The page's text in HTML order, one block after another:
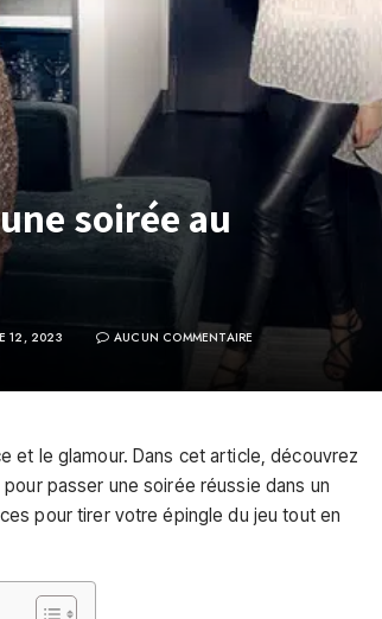
soirée au
12, 2023 AUCUN COMMENTAIRE
et le glamour. Dans cet article, découvrez
passer une soirée réussie dans un
pour tirer votre épingle du jeu tout en